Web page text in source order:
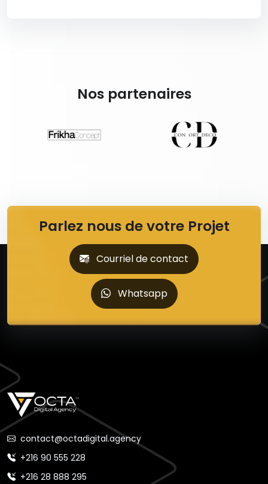
Nos partenaires
Parlez nous de votre Projet
Courriel de contact
Whatsapp
contact@octadigital.agency
+216 90 555 228
+216 28 888 295